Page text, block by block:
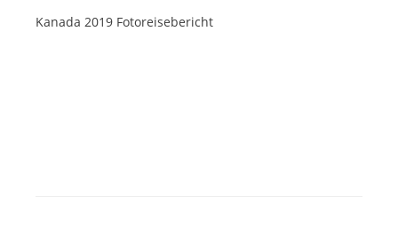
Kanada 2019 Fotoreisebericht